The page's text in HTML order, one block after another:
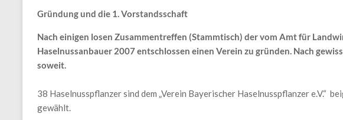
Gründung und die 1. Vorstandsschaft
Nach einigen losen Zusammentreffen (Stammtisch) der vom Amt für
Haselnussanbauer 2007 entschlossen einen Verein zu gründen. Nach
soweit.
38 Haselnusspflanzer sind dem „Verein Bayerischer Haselnusspflanzer e.V.“
gewählt.